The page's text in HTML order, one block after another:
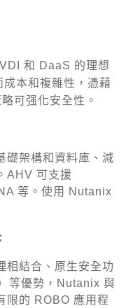
VDI 和 DaaS 的理想
成本和複雜性，憑藉
可强化安全性。
礎架構和資料庫、減
AHV 可支援
等。使用
Nutanix
相結合、原生安全功
等優勢， Nutanix 與
限的 ROBO 應用程